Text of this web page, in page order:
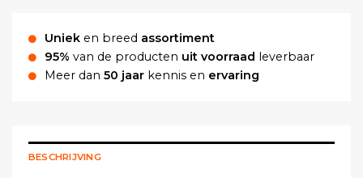
Uniek en breed assortiment
95% van de producten uit voorraad
leverbaar
Meer dan 50 jaar kennis en ervaring
BESCHRIJVING